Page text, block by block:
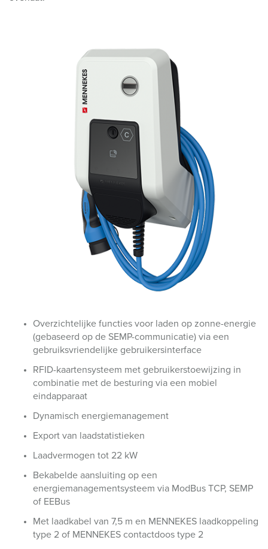
Overzichtelijke functies voor laden op zonne-energie
(gebaseerd op de SEMP-communicatie) via een
gebruiksvriendelijke gebruikersinterface
RFID-kaartensysteem met gebruikerstoewijzing in
combinatie met de besturing via een mobiel
eindapparaat
Dynamisch energiemanagement
Export van laadstatistieken
Laadvermogen tot 22 kW
Bekabelde aansluiting op een
energiemanagementsysteem via ModBus TCP, SEMP
of EEBus
Met laadkabel van 7,5 m en MENNEKES laadkoppeling
type 2 of MENNEKES contactdoos type 2